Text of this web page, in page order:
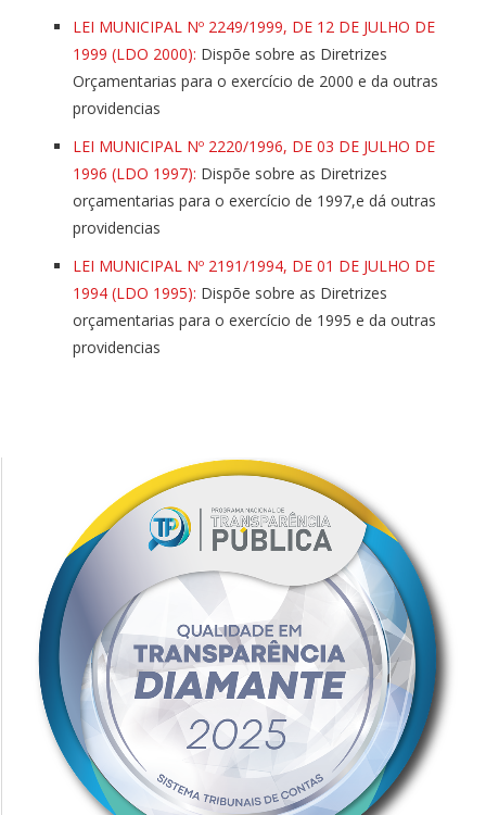
LEI MUNICIPAL Nº 2249/1999, DE 12 DE JULHO DE
1999 (LDO 2000): Dispõe sobre as Diretrizes
Orçamentarias para o exercício de 2000 e da outras
providencias
LEI MUNICIPAL Nº 2220/1996, DE 03 DE JULHO DE
1996 (LDO 1997): Dispõe sobre as Diretrizes
orçamentarias para o exercício de 1997,e dá outras
providencias
LEI MUNICIPAL Nº 2191/1994, DE 01 DE JULHO DE
1994 (LDO 1995): Dispõe sobre as Diretrizes
orçamentarias para o exercício de 1995 e da outras
providencias